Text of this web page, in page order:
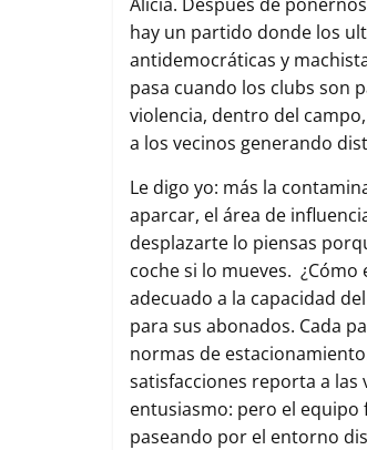
hay un partido donde los
antidemocráticas y
pasa cuando los clubs son
violencia, dentro del
a los vecinos generando
Le digo yo: más la
aparcar, el área de
desplazarte lo piensas
coche si lo mueves.
adecuado a la capacidad
para sus abonados. Cada
normas de
satisfacciones reporta a las
entusiasmo: pero el equipo
paseando por el entorno